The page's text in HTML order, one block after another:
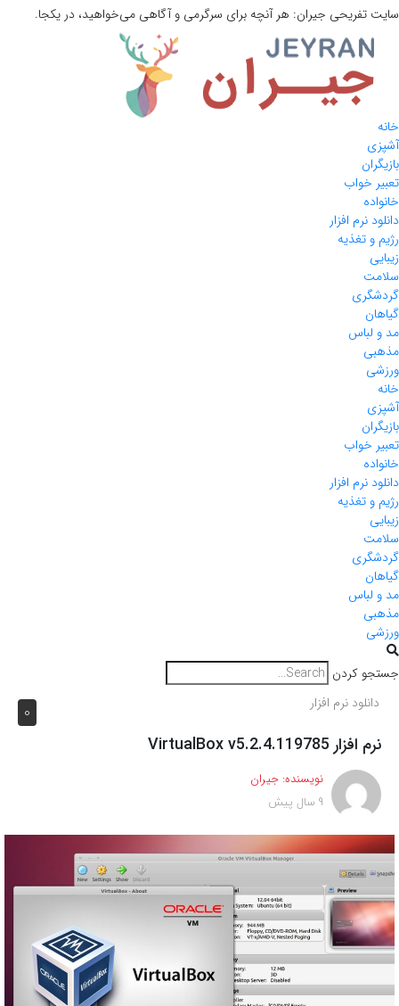
سایت تفریحی جیران: هر آنچه برای سرگرمی و آگاهی می‌خواهید، در یکجا.
خانه
آشپزی
بازیگران
تعبیر خواب
خانواده
دانلود نرم افزار
رژیم و تغذیه
زیبایی
سلامت
گردشگری
گیاهان
مد و لباس
مذهبی
ورزشی
خانه
آشپزی
بازیگران
تعبیر خواب
خانواده
دانلود نرم افزار
رژیم و تغذیه
زیبایی
سلامت
گردشگری
گیاهان
مد و لباس
مذهبی
ورزشی
جستجو کردن
0 دانلود نرم افزار
نرم افزار VirtualBox v5.2.4.119785
نویسنده: جیران
9 سال پیش